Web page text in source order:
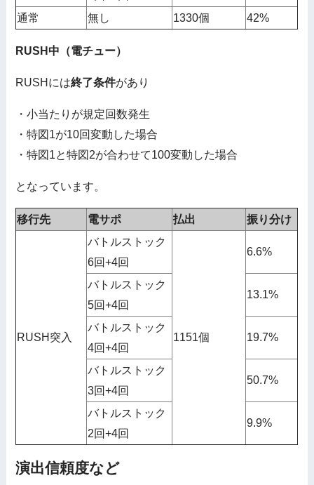
通常
無し 1330個 42%
RUSH中（電チュー）
RUSHには終了条件があり
・小当たりが規定回数発生
・特図1が10回変動した場合
・特図1と特図2が合わせて100変動した場合
となっています。
移行先 電サポ 払出 振り分け
RUSH突入
バトルストック
6回+4回
1151個
6.6%
バトルストック
5回+4回
13.1%
バトルストック
4回+4回
19.7%
バトルストック
3回+4回
50.7%
バトルストック
2回+4回
9.9%
演出信頼度など